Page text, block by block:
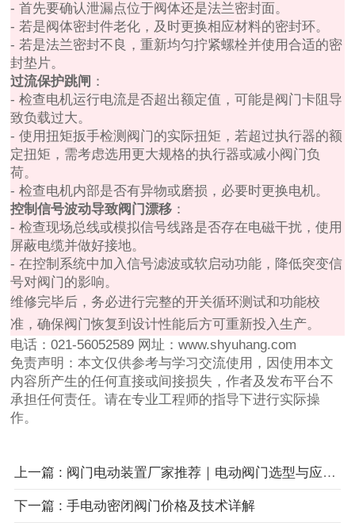
- 首先要确认泄漏点位于阀体还是法兰密封面。
- 若是阀体密封件老化，及时更换相应材料的密封环。
- 若是法兰密封不良，重新均匀拧紧螺栓并使用合适的密
封垫片。
过流保护跳闸 ：
- 检查电机运行电流是否超出额定值，可能是阀门卡阻导
致负载过大。
- 使用扭矩扳手检测阀门的实际扭矩，若超过执行器的额
定扭矩，需考虑选用更大规格的执行器或减小阀门负
荷。
- 检查电机内部是否有异物或磨损，必要时更换电机。
控制信号波动导致阀门漂移 ：
- 检查现场总线或模拟信号线路是否存在电磁干扰，使用
屏蔽电缆并做好接地。
- 在控制系统中加入信号滤波或软启动功能，降低突变信
号对阀门的影响。
维修完毕后，务必进行完整的开关循环测试和功能校
准，确保阀门恢复到设计性能后方可重新投入生产。
电话：021-56052589 网址：www.shyuhang.com
免责声明：本文仅供参考与学习交流使用，因使用本文
内容所产生的任何直接或间接损失，作者及发布平台不
承担任何责任。请在专业工程师的指导下进行实际操
作。
上一篇 : 阀门电动装置厂家推荐｜电动阀门选型与应用指南
下一篇 : 手电动密闭阀门价格及技术详解